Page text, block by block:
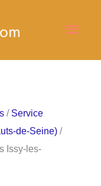
/ Service
de-Seine) /
Issy-les-